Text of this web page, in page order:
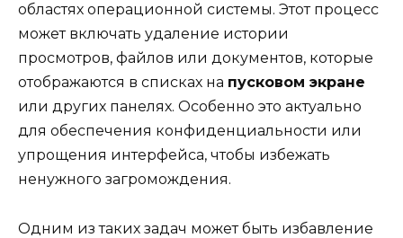
областях операционной системы. Этот процесс
может включать удаление истории
просмотров, файлов или документов, которые
отображаются в списках на пусковом экране
или других панелях. Особенно это актуально
для обеспечения конфиденциальности или
упрощения интерфейса, чтобы избежать
ненужного загромождения.
Одним из таких задач может быть избавление